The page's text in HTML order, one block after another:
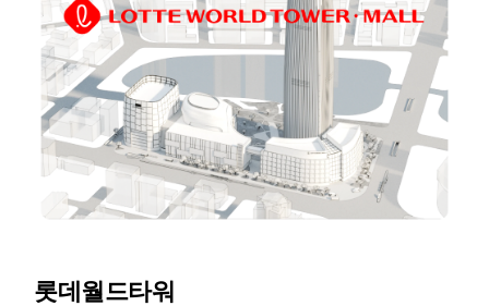
롯데월드타워